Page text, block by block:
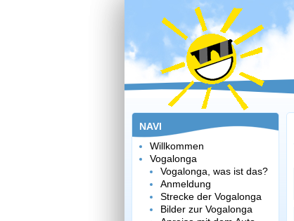
NAVI
Willkommen
Vogalonga
Vogalonga, was ist das?
Anmeldung
Strecke der Vogalonga
Bilder zur Vogalonga